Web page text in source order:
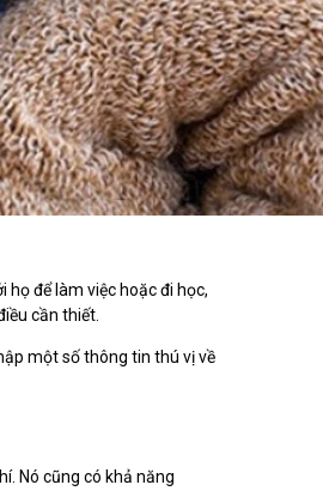
để làm việc hoặc đi học,
cần thiết.
một số thông tin thú vị về
Nó cũng có khả năng